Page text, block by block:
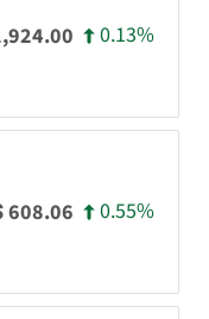
0.13%
608.06 0.55%